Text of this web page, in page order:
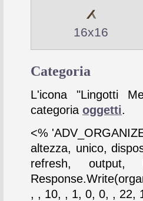
16x16
Categoria
L'icona "Lingotti
categoria oggetti.
<%
altezza, unico,
refresh, output,
, , 10, , 1, 0, 0, , 22,